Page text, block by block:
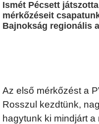
Ismét Pécsett
mérkőzéseit
Bajnokság regionális
Az első mérkőzést a
Rosszul kezdtünk,
hagytunk ki mindjárt